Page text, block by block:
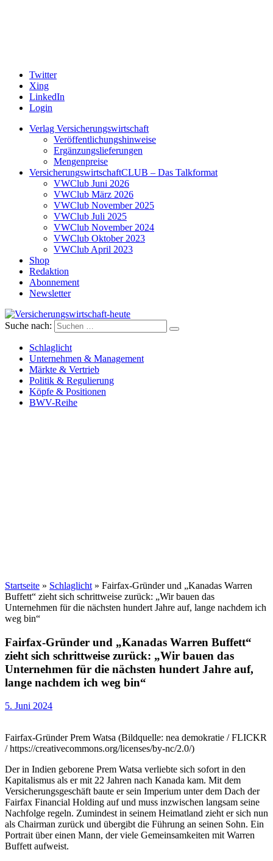
Twitter
Xing
LinkedIn
Login
Verlag Versicherungswirtschaft
Veröffentlichungshinweise
Ergänzungslieferungen
Mengenpreise
VersicherungswirtschaftCLUB – Das Talkformat
VWClub Juni 2026
VWClub März 2026
VWClub November 2025
VWClub Juli 2025
VWClub November 2024
VWClub Oktober 2023
VWClub April 2023
Shop
Redaktion
Abonnement
Newsletter
Versicherungswirtschaft-heute
Suche nach:
Schlaglicht
Unternehmen & Management
Märkte & Vertrieb
Politik & Regulierung
Köpfe & Positionen
BWV-Reihe
Startseite » Schlaglicht » Fairfax-Gründer und „Kanadas Warren
Buffett“ zieht sich schrittweise zurück: „Wir bauen das
Unternehmen für die nächsten hundert Jahre auf, lange nachdem ich
weg bin“
Fairfax-Gründer und „Kanadas Warren Buffett“
zieht sich schrittweise zurück: „Wir bauen das
Unternehmen für die nächsten hundert Jahre auf,
lange nachdem ich weg bin“
5. Juni 2024
Fairfax-Gründer Prem Watsa (Bildquelle: nea demokratie / FLICKR
/ https://creativecommons.org/licenses/by-nc/2.0/)
Der in Indien geborene Prem Watsa verliebte sich sofort in den
Kapitalismus als er mit 22 Jahren nach Kanada kam. Mit dem
Versicherungsgeschäft baute er sein Imperium unter dem Dach der
Fairfax Financial Holding auf und muss inzwischen langsam seine
Nachfolge regeln. Zumindest in seinem Heimatland zieht er sich nun
als Chairman zurück und übergibt die Führung an seinen Sohn. Ein
Portrait über einen Mann, der viele Gemeinsamkeiten mit Warren
Buffett aufweist.